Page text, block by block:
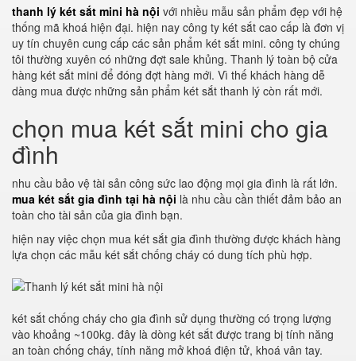
thanh lý két sắt mini hà nội với nhiều mẫu sản phẩm đẹp với hệ
thống mã khoá hiện đại. hiện nay công ty két sắt cao cấp là đơn vị
uy tín chuyên cung cấp các sản phẩm két sắt mini. công ty chúng
tôi thường xuyên có những đợt sale khủng. Thanh lý toàn bộ cửa
hàng két sắt mini để đóng đợt hàng mới. Vì thế khách hàng dễ
dàng mua được những sản phẩm két sắt thanh lý còn rất mới.
chọn mua két sắt mini cho gia
đình
nhu cầu bảo vệ tài sản công sức lao động mọi gia đình là rất lớn.
mua két sắt gia đình tại hà nội là nhu cầu cần thiết đảm bảo an
toàn cho tài sản của gia đình bạn.
hiện nay việc chọn mua két sắt gia đình thường được khách hàng
lựa chọn các mẫu két sắt chống cháy có dung tích phù hợp.
két sắt chống cháy cho gia đình sử dụng thường có trọng lượng
vào khoảng ~100kg. đây là dòng két sắt được trang bị tính năng
an toàn chống cháy, tính năng mở khoá điện tử, khoá vân tay.